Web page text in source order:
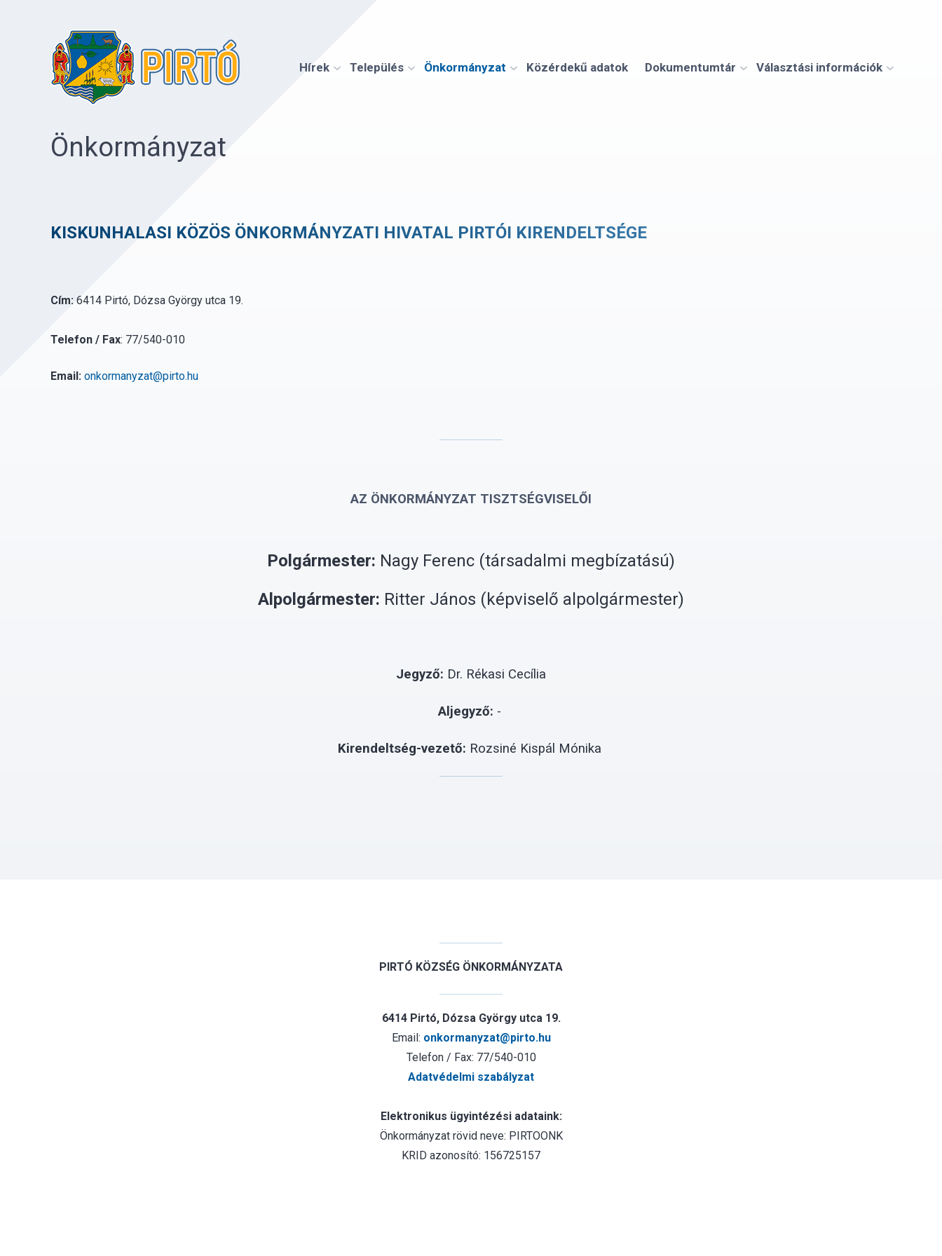
Hírek Település Önkormányzat Közérdekű adatok Dokumentumtár Választási információk
Önkormányzat
KISKUNHALASI KÖZÖS ÖNKORMÁNYZATI HIVATAL PIRTÓI KIRENDELTSÉGE
Cím: 6414 Pirtó, Dózsa György utca 19.
Telefon / Fax: 77/540-010
Email: onkormanyzat@pirto.hu
AZ ÖNKORMÁNYZAT TISZTSÉGVISELŐI
Polgármester: Nagy Ferenc (társadalmi megbízatású)
Alpolgármester: Ritter János (képviselő alpolgármester)
Jegyző: Dr. Rékasi Cecília
Aljegyző: -
Kirendeltség-vezető: Rozsiné Kispál Mónika
PIRTÓ KÖZSÉG ÖNKORMÁNYZATA
6414 Pirtó, Dózsa György utca 19.
Email: onkormanyzat@pirto.hu
Telefon / Fax: 77/540-010
Adatvédelmi szabályzat
Elektronikus ügyintézési adataink:
Önkormányzat rövid neve: PIRTOONK
KRID azonosító: 156725157